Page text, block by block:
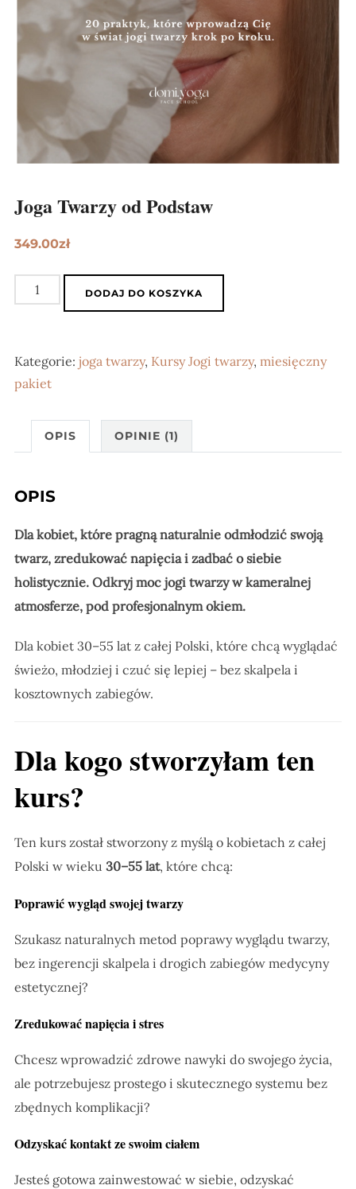
Joga Twarzy od Podstaw
349.00zł
ilość
Joga
Podstaw
DODAJ DO KOSZYKA
Kategorie: joga twarzy, Kursy Jogi twarzy, miesięczny
pakiet
OPIS OPINIE (1)
OPIS
Dla kobiet, które pragną naturalnie odmłodzić swoją
twarz, zredukować napięcia i zadbać o siebie
holistycznie. Odkryj moc jogi twarzy w kameralnej
atmosferze, pod profesjonalnym okiem.
Dla kobiet 30–55 lat z całej Polski, które chcą wyglądać
świeżo, młodziej i czuć się lepiej – bez skalpela i
kosztownych zabiegów.
Dla kogo stworzyłam ten
kurs?
Ten kurs został stworzony z myślą o kobietach z całej
Polski w wieku 30–55 lat, które chcą:
Poprawić wygląd swojej twarzy
Szukasz naturalnych metod poprawy wyglądu twarzy,
bez ingerencji skalpela i drogich zabiegów medycyny
estetycznej?
Zredukować napięcia i stres
Chcesz wprowadzić zdrowe nawyki do swojego życia,
ale potrzebujesz prostego i skutecznego systemu bez
zbędnych komplikacji?
Odzyskać kontakt ze swoim ciałem
Jesteś gotowa zainwestować w siebie, odzyskać